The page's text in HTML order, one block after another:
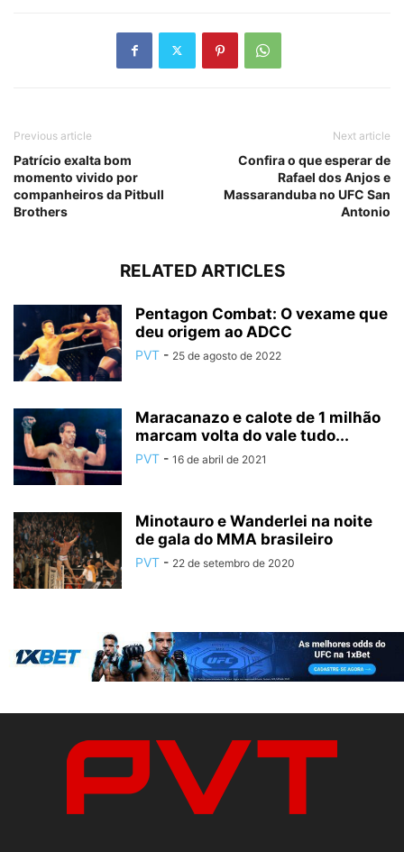
Previous article
Patrício exalta bom
momento vivido por
companheiros da Pitbull
Brothers
Next article
Confira o que esperar de
Rafael dos Anjos e
Massaranduba no UFC San
Antonio
RELATED ARTICLES
Pentagon Combat: O vexame que
deu origem ao ADCC
PVT - 25 de agosto de 2022
Maracanazo e calote de 1 milhão
marcam volta do vale tudo...
PVT - 16 de abril de 2021
Minotauro e Wanderlei na noite
de gala do MMA brasileiro
PVT - 22 de setembro de 2020